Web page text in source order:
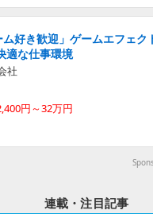
ム好き歓迎」ゲームエフェ
適な仕事環境
社
円～32万円
連載・注目記事